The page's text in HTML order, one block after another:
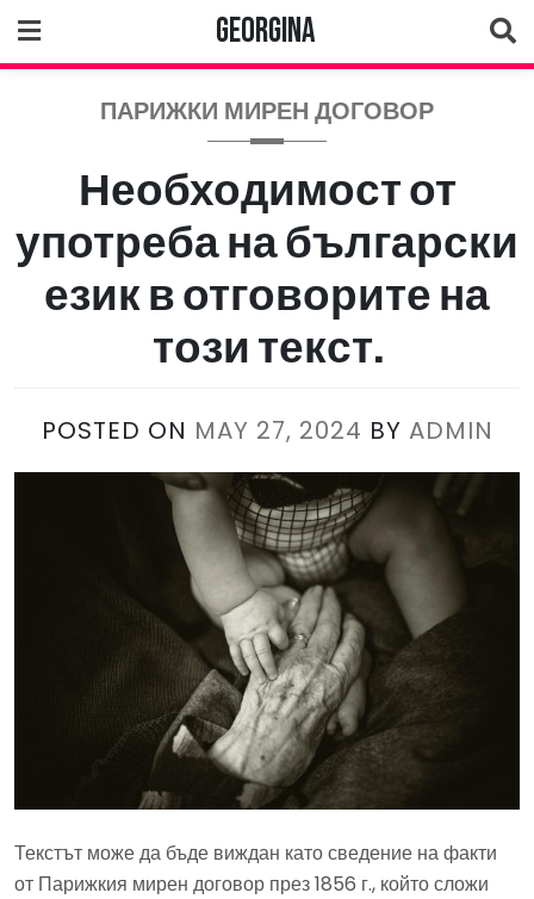
to
content
Georgina
ПАРИЖКИ МИРЕН ДОГОВОР
Необходимост от
употреба на български
език в отговорите на
този текст.
POSTED ON MAY 27, 2024 BY ADMIN
Текстът може да бъде виждан като сведение на факти
от Парижкия мирен договор през 1856 г., който сложи